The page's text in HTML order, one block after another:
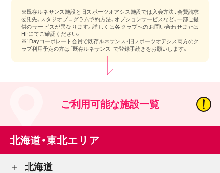
※既存ルネサンス施設と旧スポーツオアシス施設では入会方法、会費請求
委託先、スタジオプログラム予約方法、オプションサービスなど、一部ご提
供のサービスが異なります。詳しくは各クラブへのお問い合わせまたは
HPにてご確認ください。
※1Dayコーポレート会員で既存ルネサンス・旧スポーツオアシス両方のク
ラブ利用予定の方は「既存ルネサンス」で登録手続きをお願いします。
ご利用可能な施設一覧
北海道・東北エリア
北海道